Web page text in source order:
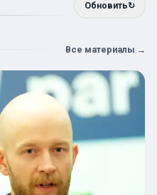
Обновить↻
Все материалы →